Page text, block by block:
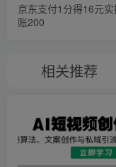
京东支付1分得16元实
账200
相关推荐